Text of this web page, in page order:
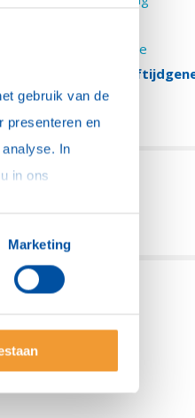
gebruik van de
presenteren en
In
Marketing
diversiteit-en-inclusie
diversiteit-in-
toets-je-intuitie